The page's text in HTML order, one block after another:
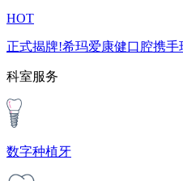
HOT
正式揭牌!希玛爱康健口腔携
科室服务
数字种植牙